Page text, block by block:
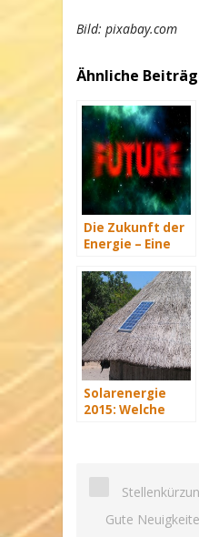
Bild: pixabay.com
Ähnliche
Die Zukunft der
Energie – Eine
Solarenergie
2015: Welche
Gute